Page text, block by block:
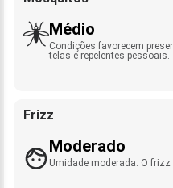
Médio
Condições favorecem
telas e repelentes pessoais.
Frizz
Moderado
Umidade moderada. O frizz